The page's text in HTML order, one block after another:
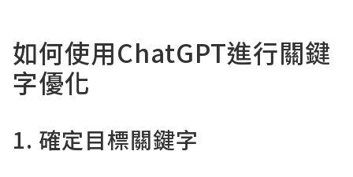
如何使用ChatGPT進行關鍵
字優化
1. 確定目標關鍵字